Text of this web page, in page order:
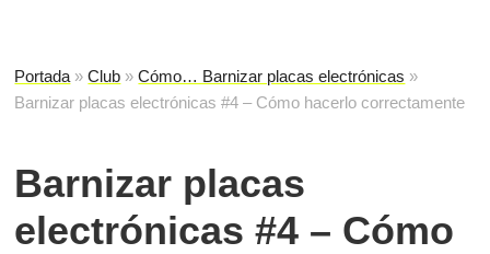
Portada »Club »Cómo… Barnizar placas electrónicas »
Barnizar placas electrónicas #4 – Cómo hacerlo correctamente
Barnizar placas
electrónicas #4 – Cómo